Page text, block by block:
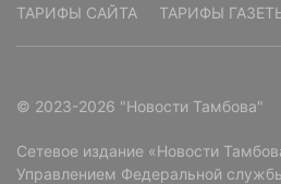
ТАРИФЫ САЙТА
ТАРИФЫ
© 2023-2026 "Новости Тамбова"
Сетевое издание «Новости
Управлением Федеральной